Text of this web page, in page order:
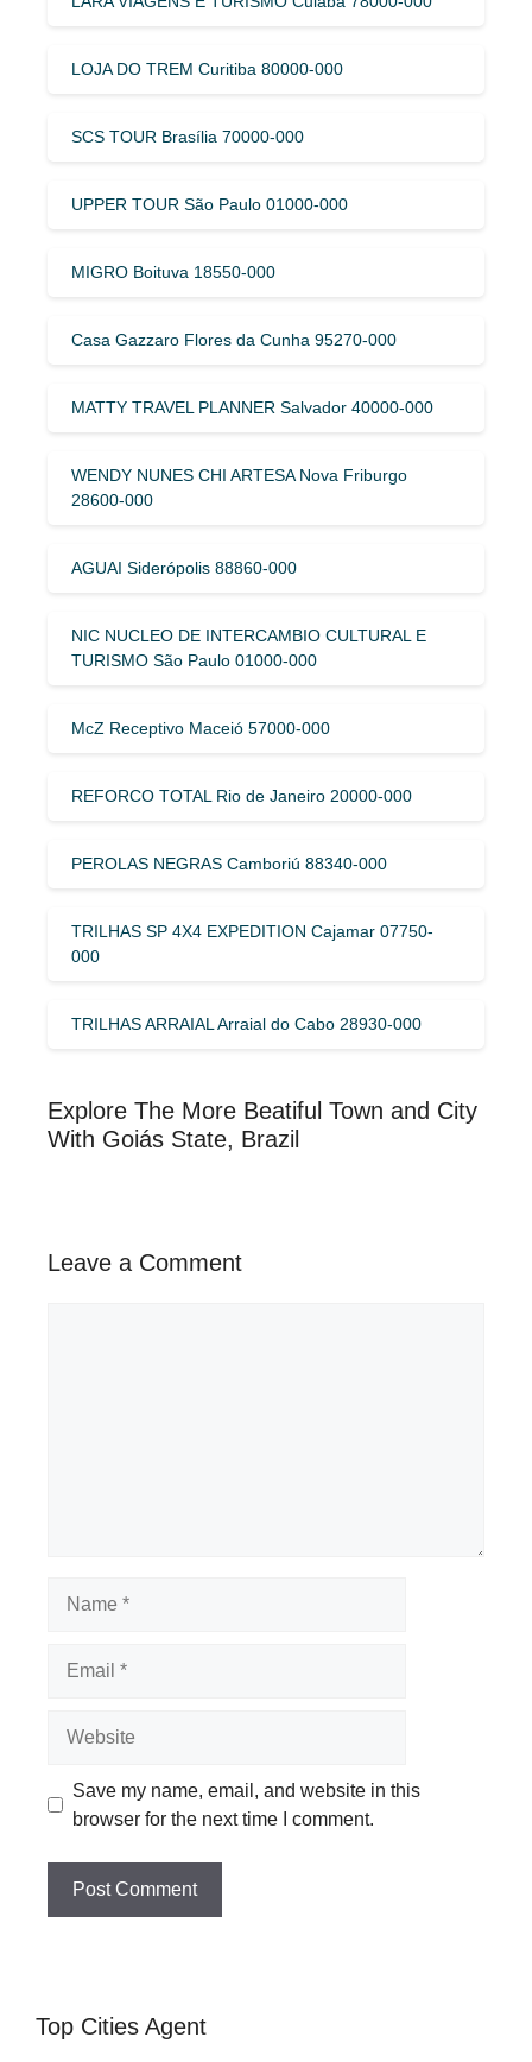
LOJA DO TREM Curitiba 80000-000
SCS TOUR Brasília 70000-000
UPPER TOUR São Paulo 01000-000
MIGRO Boituva 18550-000
Casa Gazzaro Flores da Cunha 95270-000
MATTY TRAVEL PLANNER Salvador 40000-000
WENDY NUNES CHI ARTESA Nova Friburgo
28600-000
AGUAI Siderópolis 88860-000
NIC NUCLEO DE INTERCAMBIO CULTURAL E
TURISMO São Paulo 01000-000
McZ Receptivo Maceió 57000-000
REFORCO TOTAL Rio de Janeiro 20000-000
PEROLAS NEGRAS Camboriú 88340-000
TRILHAS SP 4X4 EXPEDITION Cajamar 07750-
000
TRILHAS ARRAIAL Arraial do Cabo 28930-000
Explore The More Beatiful Town and City
With Goiás State, Brazil
Leave a Comment
Save my name, email, and website in this
browser for the next time I comment.
Top Cities Agent